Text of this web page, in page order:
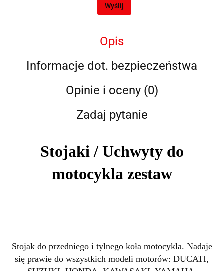
Wyślij
Opis
Informacje dot. bezpieczeństwa
Opinie i oceny (0)
Zadaj pytanie
Stojaki / Uchwyty do
motocykla zestaw
Stojak do przedniego i tylnego koła motocykla. Nadaje
się prawie do wszystkich modeli motorów: DUCATI,